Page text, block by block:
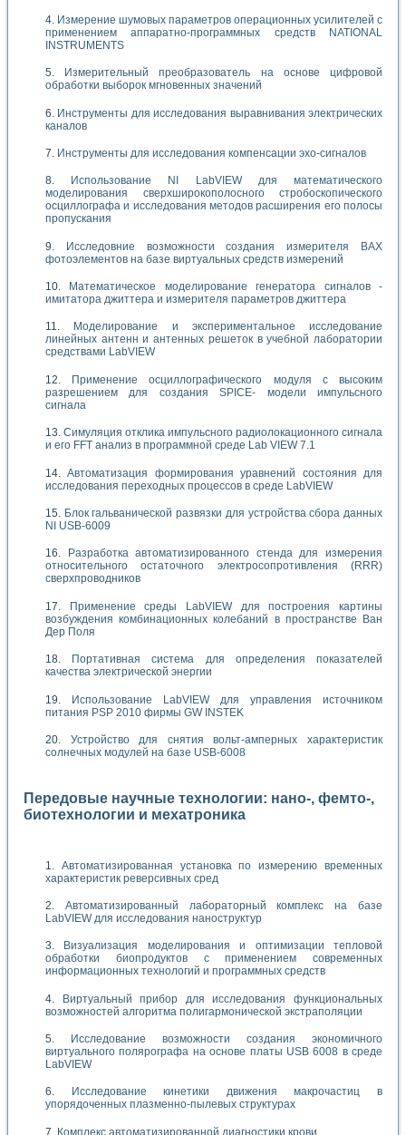
Измерение шумовых параметров операционных усилителей с
применением аппаратно-программных средств NATIONAL
INSTRUMENTS
Измерительный преобразователь на основе цифровой
обработки выборок мгновенных значений
Инструменты для исследования выравнивания электрических
каналов
Инструменты для исследования компенсации эхо-сигналов
Использование NI LabVIEW для математического
моделирования сверхширокополосного стробоскопического
осциллографа и исследования методов расширения его полосы
пропускания
Исследовние возможности создания измерителя ВАХ
фотоэлементов на базе виртуальных средств измерений
Математическое моделирование генератора сигналов -
имитатора джиттера и измерителя параметров джиттера
Моделирование и экспериментальное исследование
линейных антенн и антенных решеток в учебной лаборатории
средствами LabVIEW
Применение осциллографического модуля с высоким
разрешением для создания SPICE- модели импульсного
сигнала
Симуляция отклика импульсного радиолокационного сигнала
и его FFT анализ в программной среде Lab VIEW 7.1
Автоматизация формирования уравнений состояния для
исследования переходных процессов в среде LabVIEW
Блок гальванической развязки для устройства сбора данных
NI USB-6009
Разработка автоматизированного стенда для измерения
относительного остаточного электросопротивления (RRR)
сверхпроводников
Применение среды LabVIEW для построения картины
возбуждения комбинационных колебаний в пространстве Ван
Дер Поля
Портативная система для определения показателей
качества электрической энергии
Использование LabVIEW для управления источником
питания PSP 2010 фирмы GW INSTEK
Устройство для снятия вольт-амперных характеристик
солнечных модулей на базе USB-6008
Передовые научные технологии: нано-, фемто-,
биотехнологии и мехатроника
Автоматизированная установка по измерению временных
характеристик реверсивных сред
Автоматизированный лабораторный комплекс на базе
LabVIEW для исследования наноструктур
Визуализация моделирования и оптимизации тепловой
обработки биопродуктов с применением современных
информационных технологий и программных средств
Виртуальный прибор для исследования функциональных
возможностей алгоритма полигармонической экстраполяции
Исследование возможности создания экономичного
виртуального полярографа на основе платы USB 6008 в среде
LabVIEW
Исследование кинетики движения макрочастиц в
упорядоченных плазменно-пылевых структурах
Комплекс автоматизированной диагностики крови